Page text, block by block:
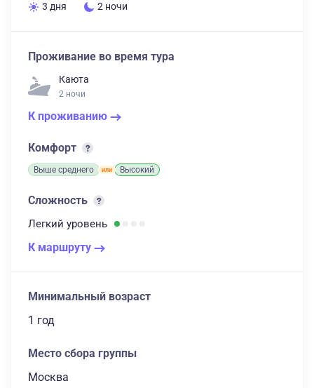
3 дня 2 ночи
Проживание во время тура
Каюта
2 ночи
К проживанию
Комфорт
Выше среднего Высокий
Сложность
Легкий уровень
К маршруту
Минимальный возраст
1 год
Место сбора группы
Москва